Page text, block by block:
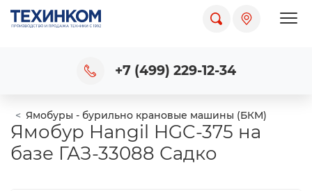
+7 (499) 229-12-34
Ямобуры - бурильно крановые машины (БКМ)
Ямобур Hangil HGC-375 на
базе ГАЗ-33088 Садко